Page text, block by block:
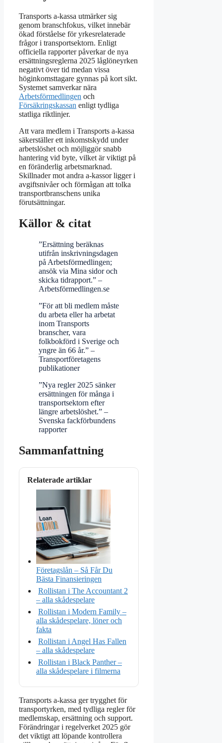
Transports a-kassa utmärker sig
genom branschfokus, vilket innebär
ökad förståelse för yrkesrelaterade
frågor i transportsektorn. Enligt
officiella rapporter påverkar de nya
ersättningsreglerna 2025 låglöneyrken
negativt över tid medan vissa
höginkomsttagare gynnas på kort sikt.
Systemet samverkar nära
Arbetsförmedlingen och
Försäkringskassan enligt tydliga
statliga riktlinjer.
Att vara medlem i Transports a-kassa
säkerställer ett inkomstskydd under
arbetslöshet och möjliggör snabb
hantering vid byte, vilket är viktigt på
en föränderlig arbetsmarknad.
Skillnader mot andra a-kassor ligger i
avgiftsnivåer och förmågan att tolka
transportbranschens unika
förutsättningar.
Källor & citat
”Ersättning beräknas
utifrån inskrivningsdagen
på Arbetsförmedlingen;
ansök via Mina sidor och
skicka tidrapport.” –
Arbetsförmedlingen.se
”För att bli medlem måste
du arbeta eller ha arbetat
inom Transports
branscher, vara
folkbokförd i Sverige och
yngre än 66 år.” –
Transportföretagens
publikationer
”Nya regler 2025 sänker
ersättningen för många i
transportsektorn efter
längre arbetslöshet.” –
Svenska fackförbundens
rapporter
Sammanfattning
Relaterade artiklar
Företagslån – Så Får Du
Bästa Finansieringen
Rollistan i The Accountant 2
– alla skådespelare
Rollistan i Modern Family –
alla skådespelare, löner och
fakta
Rollistan i Angel Has Fallen
– alla skådespelare
Rollistan i Black Panther –
alla skådespelare i filmerna
Transports a-kassa ger trygghet för
transportyrken, med tydliga regler för
medlemskap, ersättning och support.
Förändringar i regelverket 2025 gör
det viktigt att löpande kontrollera